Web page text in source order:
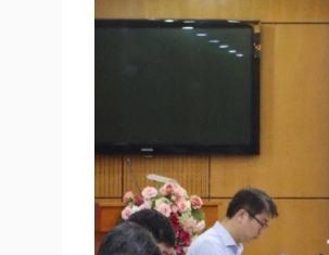
Làm đẹp - giảm cân
Phòng mạch online